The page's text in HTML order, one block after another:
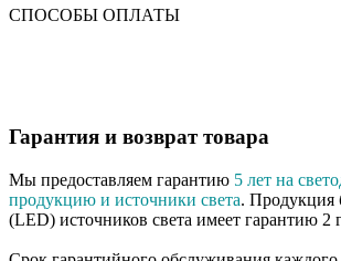
СПОСОБЫ ОПЛАТЫ
Гарантия и возврат товара
Мы предоставляем гарантию 5 лет на
продукцию и источники света. Продукция
(LED) источников света имеет гарантию 2